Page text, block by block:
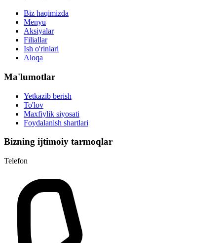
Biz haqimizda
Menyu
Aksiyalar
Filiallar
Ish o'rinlari
Aloqa
Ma'lumotlar
Yetkazib berish
To'lov
Maxfiylik siyosati
Foydalanish shartlari
Bizning ijtimoiy tarmoqlar
Telefon